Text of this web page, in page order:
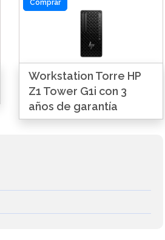
Comprar
Workstation Torre HP
Z1 Tower G1i con 3
años de garantía